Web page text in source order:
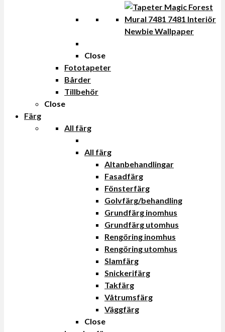
Newbie Wallpaper
Close
Fototapeter
Bårder
Tillbehör
Close
Färg
All färg
All färg
Altanbehandlingar
Fasadfärg
Fönsterfärg
Golvfärg/behandling
Grundfärg inomhus
Grundfärg utomhus
Rengöring inomhus
Rengöring utomhus
Slamfärg
Snickerifärg
Takfärg
Våtrumsfärg
Väggfärg
Close